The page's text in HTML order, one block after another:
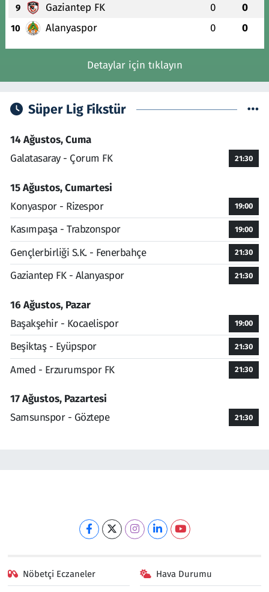
9 Gaziantep FK 0 0
10 Alanyaspor 0 0
Detaylar için tıklayın
Süper Lig Fikstür
14 Ağustos, Cuma
Galatasaray - Çorum FK
21:30
15 Ağustos, Cumartesi
Konyaspor - Rizespor
19:00
Kasımpaşa - Trabzonspor 19:00
Gençlerbirliği S.K. - Fenerbahçe 21:30
Gaziantep FK - Alanyaspor 21:30
16 Ağustos, Pazar
Başakşehir - Kocaelispor
19:00
Beşiktaş - Eyüpspor 21:30
Amed - Erzurumspor FK 21:30
17 Ağustos, Pazartesi
Samsunspor - Göztepe
21:30
Nöbetçi Eczaneler Hava Durumu